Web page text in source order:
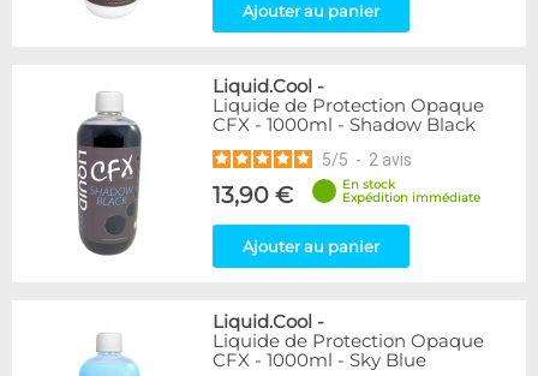
Ajouter au panier
Liquid.Cool -
Liquide de Protection Opaque
CFX - 1000ml - Shadow Black
5/5 - 2 avis
13,90 €
En stock
Expédition immédiate
Ajouter au panier
Liquid.Cool -
Liquide de Protection Opaque
CFX - 1000ml - Sky Blue